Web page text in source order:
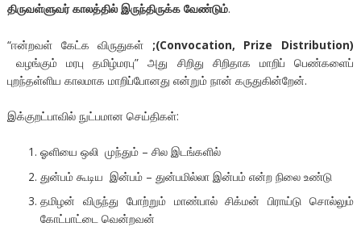
திருவள்ளுவர் காலத்தில் இருந்திருக்க வேண்டும்.
“ஈன்றவள் கேட்க விருதுகள் ;(Convocation, Prize Distribution)
வழங்கும் மரபு தமிழ்மரபு” அது சிறிது சிறிதாக மாறிப் பெண்களைப்
புறந்தள்ளிய காலமாக மாறிப்போனது என்றும் நான் கருதுகின்றேன்.
இக்குறட்பாவில் நுட்பமான செய்திகள்:
ஓளியை ஒலி முந்தும் – சில இடங்களில்
துன்பம் கூடிய இன்பம் – துன்பமில்லா இன்பம் என்ற நிலை உண்டு
தமிழன் விருந்து போற்றும் மாண்பால் சிக்மன் பிராய்டு சொல்லும்
கோட்பாட்டை வென்றவன்